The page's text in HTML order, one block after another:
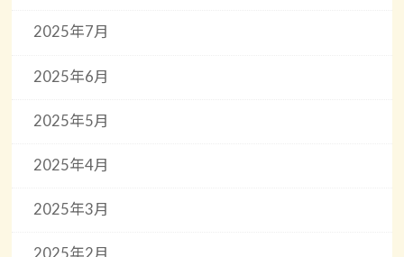
2025年7月
2025年6月
2025年5月
2025年4月
2025年3月